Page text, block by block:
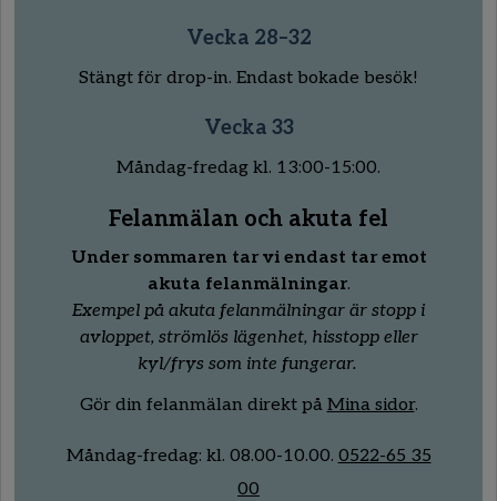
Vecka 28–32
Stängt för drop-in. Endast bokade besök!
Vecka 33
Måndag-fredag kl. 13:00-15:00.
Felanmälan och akuta fel
Under sommaren tar vi endast tar emot
akuta felanmälningar.
Exempel på akuta felanmälningar är stopp i
avloppet, strömlös lägenhet, hisstopp eller
kyl/frys som inte fungerar.
Gör din felanmälan direkt på Mina sidor.
Måndag-fredag: kl. 08.00-10.00. 0522-65 35
00